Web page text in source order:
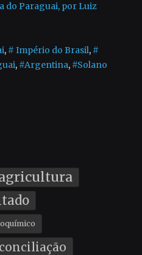
do Paraguai, por Luiz
, # Império do Brasil, #
, #Argentina, #Solano